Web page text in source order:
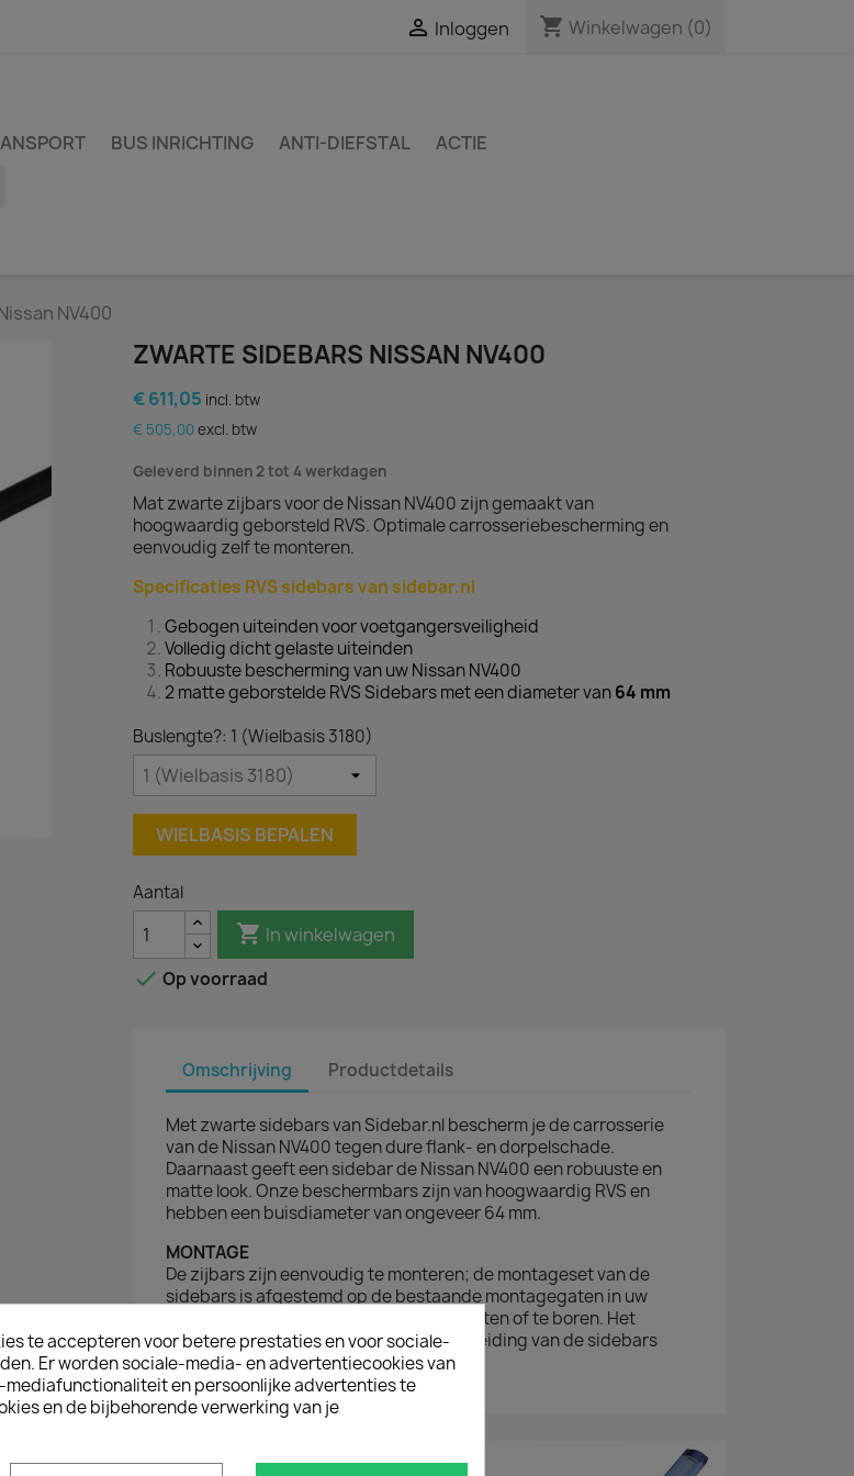
 Inloggen shopping_cart Winkelwagen (0)
BUS INRICHTING ANTI-DIEFSTAL ACTIE
NV400
ZWARTE SIDEBARS NISSAN NV400
€ 611,05 incl. btw
€ 505,00 excl. btw
Geleverd binnen 2 tot 4 werkdagen
Mat zwarte zijbars voor de Nissan NV400 zijn gemaakt van
hoogwaardig geborsteld RVS. Optimale carrosseriebescherming en
eenvoudig zelf te monteren.
Specificaties RVS sidebars van sidebar.nl
Gebogen uiteinden voor voetgangersveiligheid
Volledig dicht gelaste uiteinden
Robuuste bescherming van uw Nissan NV400
2 matte geborstelde RVS Sidebars met een diameter van64 mm
Buslengte?: 1 (Wielbasis 3180)
WIELBASIS BEPALEN
Aantal
 In winkelwagen
 Op voorraad
Omschrijving Productdetails
Met zwarte sidebars van Sidebar.nl bescherm je de carrosserie
van de Nissan NV400 tegen dure flank- en dorpelschade.
Daarnaast geeft een sidebar de Nissan NV400 een robuuste en
matte look. Onze beschermbars zijn van hoogwaardig RVS en
hebben een buisdiameter van ongeveer 64 mm.
MONTAGE
De zijbars zijn eenvoudig te monteren; de montageset van de
sidebars is afgestemd op de bestaande montagegaten in uw
bestelwagen. Je hoeft dus niets af te meten of te boren. Het
montagemateriaal en de montagehandleiding van de sidebars
worden meegeleverd.
te accepteren voor betere prestaties en voor sociale-
Er worden sociale-media- en advertentiecookies van
en persoonlijke advertenties te
en de bijbehorende verwerking van je